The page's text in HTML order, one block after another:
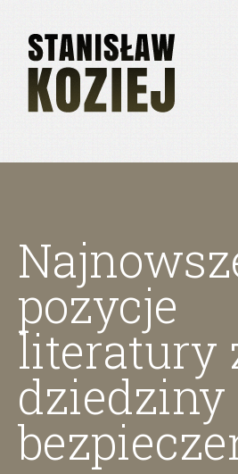
Publikacje
Działalność
Materiały dydaktyczne
pozycje
literatury
dziedziny